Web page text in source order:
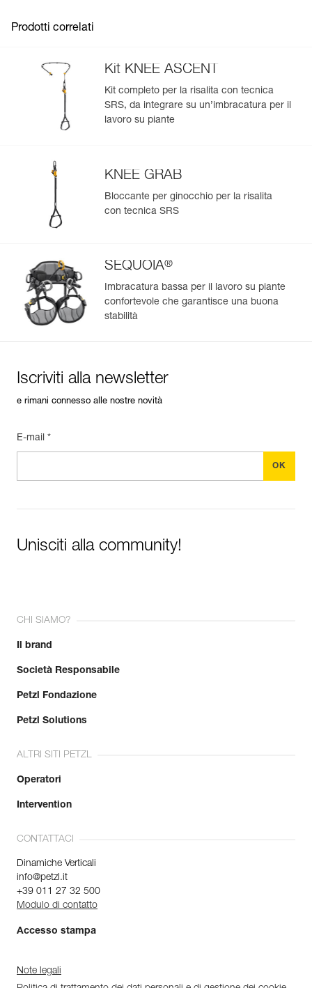
Gestisci e controlla facilmente i tuoi DPI
compilate automaticamente.
Visualizza lo storico di un prodotto dalla sua data di
produzione.
Per saperne di più
Prodotti correlati
Kit KNEE ASCENT
Kit completo per la risalita con tecnica
SRS, da integrare su un’imbracatura per il
lavoro su piante
KNEE GRAB
Bloccante per ginocchio per la risalita
con tecnica SRS
SEQUOIA®
Imbracatura bassa per il lavoro su piante
confortevole che garantisce una buona
stabilità
Iscriviti alla newsletter
e rimani connesso alle nostre novità
E-mail *
Unisciti alla community!
CHI SIAMO?
Il brand
Società Responsabile
Petzl Fondazione
Petzl Solutions
ALTRI SITI PETZL
Operatori
Intervention
CONTATTACI
Dinamiche Verticali
info@petzl.it
+39 011 27 32 500
Modulo di contatto
Accesso stampa
Note legali